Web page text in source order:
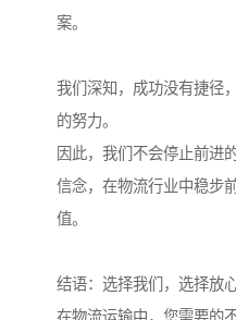
案。
我们深知，成功没有捷径
的努力。
因此，我们不会停止前进
信念，在物流行业中稳步
值。
结语：选择我们，选择放
在物流运输中，您需要的